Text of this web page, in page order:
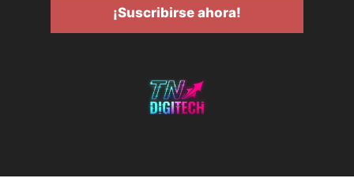
¡Suscribirse ahora!